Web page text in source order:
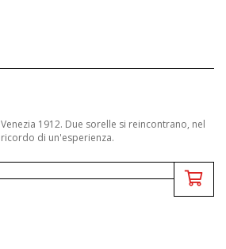
Venezia 1912. Due sorelle si reincontrano, nel
ricordo di un'esperienza.